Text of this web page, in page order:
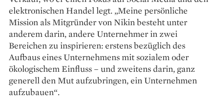
elektronischen Handel legt. „Meine persönliche
Mission als Mitgründer von Nikin besteht unter
anderem darin, andere Unternehmer in zwei
Bereichen zu inspirieren: erstens bezüglich des
Aufbaus eines Unternehmens mit sozialem oder
ökologischem Einfluss – und zweitens darin, ganz
generell den Mut aufzubringen, ein Unternehmen
aufzubauen“.